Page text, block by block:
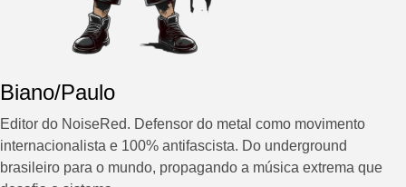
Biano/Paulo
Editor do NoiseRed. Defensor do metal como movimento
internacionalista e 100% antifascista. Do underground
brasileiro para o mundo, propagando a música extrema que